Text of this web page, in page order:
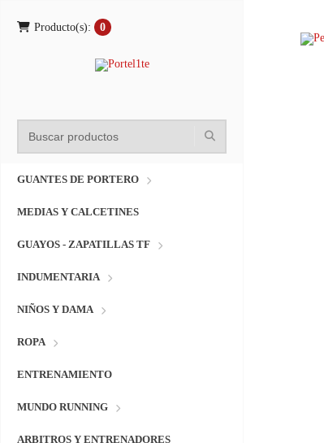
Producto(s): 0
GUANTES DE PORTERO
MEDIAS Y CALCETINES
GUAYOS - ZAPATILLAS TF
INDUMENTARIA
NIÑOS Y DAMA
ROPA
ENTRENAMIENTO
MUNDO RUNNING
ARBITROS Y ENTRENADORES